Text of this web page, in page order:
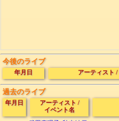
今後のライブ
年月日 アーティスト /
過去のライブ
年月日 アーティスト /
イベント名